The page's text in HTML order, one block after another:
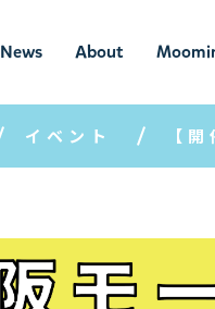
News
ニュ
ース
About
ムーミン
について
ムー
ビ
イベント 【